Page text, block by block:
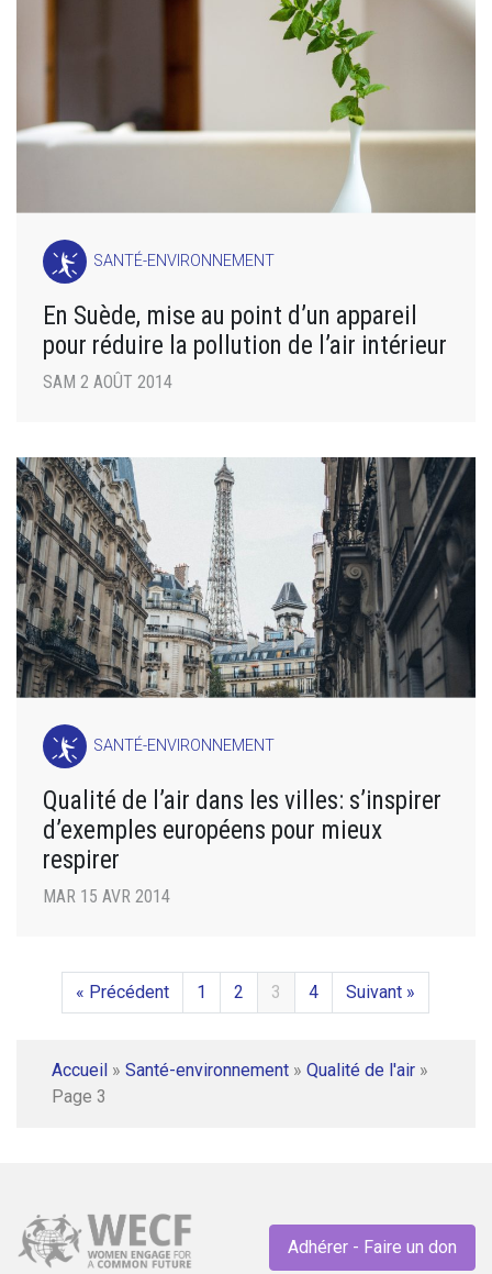
SANTÉ-ENVIRONNEMENT
En Suède, mise au point d’un appareil
pour réduire la pollution de l’air intérieur
SAM 2 AOÛT 2014
SANTÉ-ENVIRONNEMENT
Qualité de l’air dans les villes: s’inspirer
d’exemples européens pour mieux
respirer
MAR 15 AVR 2014
« Précédent 1 2 3 4 Suivant »
Accueil » Santé-environnement » Qualité de l'air »
Page 3
Adhérer - Faire un don